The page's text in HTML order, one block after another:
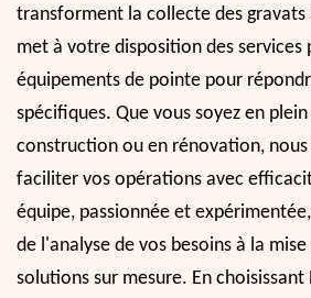
transforment la collecte des gravats
met à votre disposition des services
équipements de pointe pour
spécifiques. Que vous soyez en
construction ou en rénovation, nous
faciliter vos opérations avec
équipe, passionnée et
de l'analyse de vos besoins à la
solutions sur mesure. En choisissant